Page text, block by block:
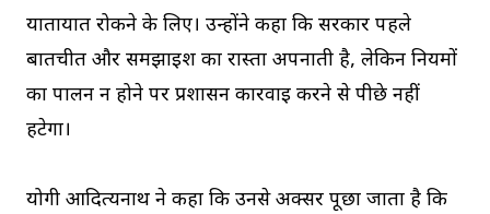
यातायात रोकने के लिए। उन्होंने कहा कि सरकार पहले
बातचीत और समझाइश का रास्ता अपनाती है, लेकिन नियमों
का पालन न होने पर प्रशासन कार्रवाई करने से पीछे नहीं
हटेगा।
योगी आदित्यनाथ ने कहा कि उनसे अक्सर पूछा जाता है कि